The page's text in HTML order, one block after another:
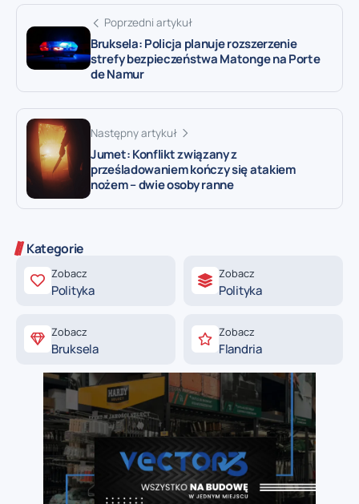
Poprzedni artykuł
Bruksela: Policja planuje rozszerzenie
strefy bezpieczeństwa Matonge na Porte
de Namur
Następny artykuł
Jumet: Konflikt związany z
prześladowaniem kończy się atakiem
nożem – dwie osoby ranne
Kategorie
Zobacz
Polityka
Zobacz
Polityka
Zobacz
Bruksela
Zobacz
Flandria